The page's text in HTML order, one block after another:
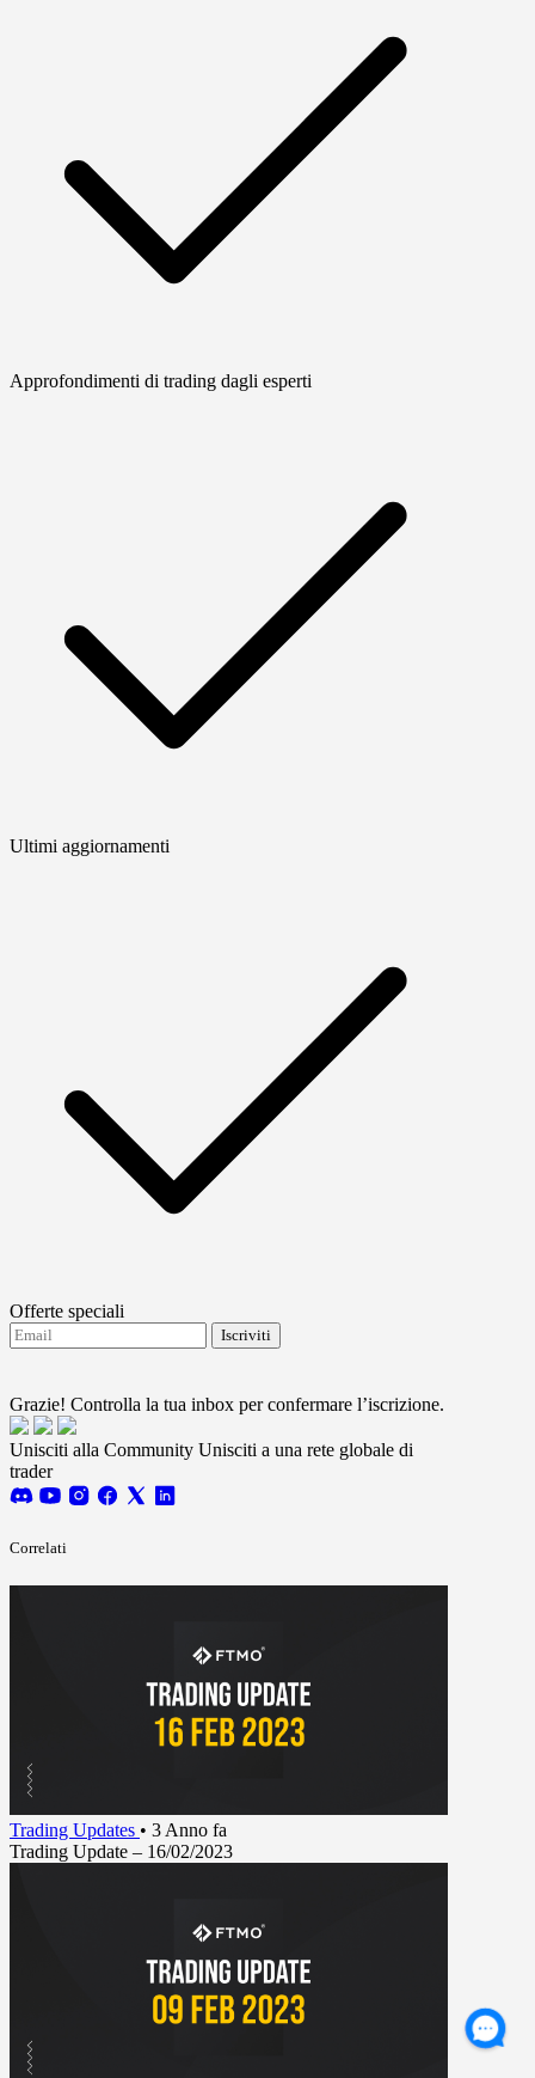
Approfondimenti di trading dagli esperti
Ultimi aggiornamenti
Offerte speciali
Iscriviti
Grazie! Controlla la tua inbox per confermare l’iscrizione.
Unisciti alla Community Unisciti a una rete globale di
trader
Correlati
Trading Updates • 3 Anno fa
Trading Update – 16/02/2023